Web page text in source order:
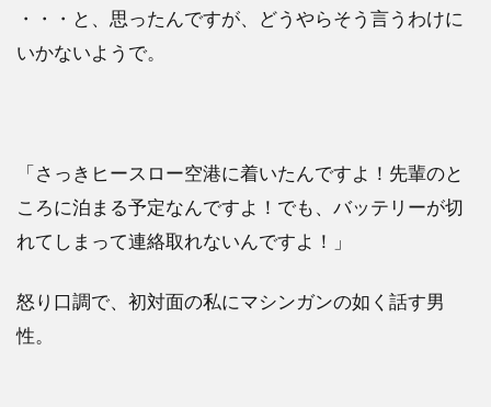
・・・と、思ったんですが、どうやらそう言うわけに
いかないようで。
「さっきヒースロー空港に着いたんですよ！先輩のと
ころに泊まる予定なんですよ！でも、バッテリーが切
れてしまって連絡取れないんですよ！」
怒り口調で、初対面の私にマシンガンの如く話す男
性。